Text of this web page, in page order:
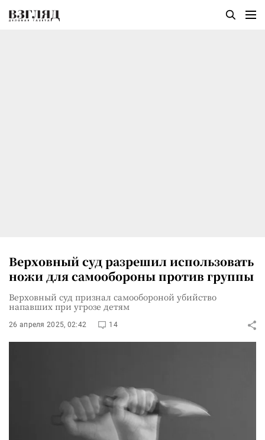
Верховный суд разрешил использовать
ножи для самообороны против группы
Верховный суд признал самообороной убийство
напавших при угрозе детям
26 апреля 2025, 02:42 14